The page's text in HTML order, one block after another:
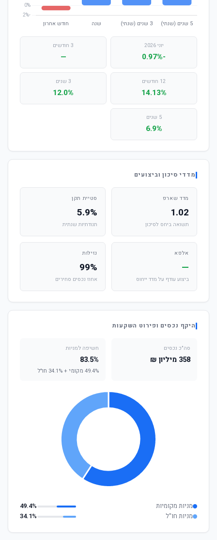
יוני 2026
-0.97%
3 חודשים
—
12 חודשים
14.13%
3 שנים
12.0%
5 שנים
6.9%
מדדי סיכון וביצועים
מדד שארפ
1.02
תשואה ביחס לסיכון
סטיית תקן
5.9%
תנודתיות שנתית
אלפא
—
ביצוע עודף על מדד ייחוס
נזילות
99%
אחוז נכסים סחירים
היקף נכסים ופירוט השקעות
סה"כ נכסים
358 מיליון ₪
חשיפה למניות
83.5%
49.4% מקומי + 34.1% חו"ל
מניות מקומיות
49.4%
מניות חו"ל
34.1%